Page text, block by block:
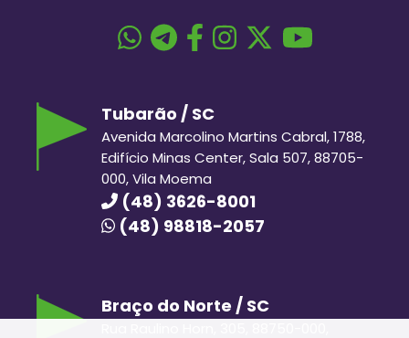
Tubarão / SC
Avenida Marcolino Martins Cabral, 1788,
Edifício Minas Center, Sala 507, 88705-
000, Vila Moema
(48) 3626-8001
(48) 98818-2057
Braço do Norte / SC